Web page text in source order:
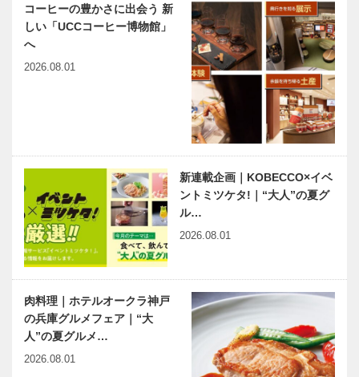
ル」開園
コーヒーの豊かさに出会う 新
しい「UCCコーヒー博物館」
へ
2026.08.01
新連載企画｜KOBECCO×イベ
ントミツケタ!｜“大人”の夏グ
ル…
2026.08.01
肉料理｜ホテルオークラ神戸
の兵庫グルメフェア｜“大
人”の夏グルメ…
2026.08.01